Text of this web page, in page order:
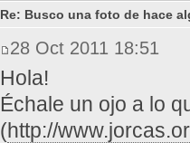
Re: Busco una foto de hace
28 Oct 2011 18:51
Hola!
Échale un ojo a lo
(http://